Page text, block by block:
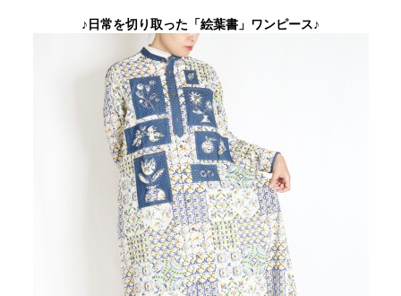
♪日常を切り取った「絵葉書」ワンピース♪